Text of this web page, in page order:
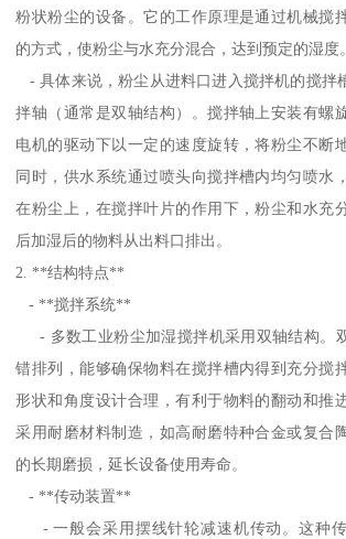
粉状粉尘的设备。它的工作原理是通过机械搅
的方式，使粉尘与水充分混合，达到预定的湿度。
- 具体来说，粉尘从进料口进入搅拌机的搅拌
拌轴（通常是双轴结构）。搅拌轴上安装有螺
电机的驱动下以一定的速度旋转，将粉尘不断
同时，供水系统通过喷头向搅拌槽内均匀喷水
在粉尘上，在搅拌叶片的作用下，粉尘和水充
后加湿后的物料从出料口排出。
2. **结构特点**
- **搅拌系统**
- 多数工业粉尘加湿搅拌机采用双轴结构。
错排列，能够确保物料在搅拌槽内得到充分搅
形状和角度设计合理，有利于物料的翻动和推
采用耐磨材料制造，如高耐磨特种合金或复合
的长期磨损，延长设备使用寿命。
- **传动装置**
- 一般会采用摆线针轮减速机传动。这种